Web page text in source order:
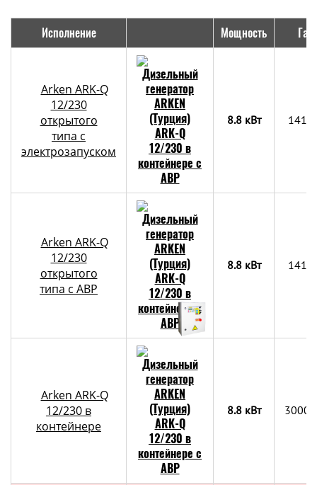
Исполнение Мощность
Arken ARK-Q
12/230
открытого
типа с
электрозапуском
8.8 кВт
Arken ARK-Q
12/230
открытого
типа с АВР
8.8 кВт
Arken ARK-Q
12/230 в
контейнере
8.8 кВт